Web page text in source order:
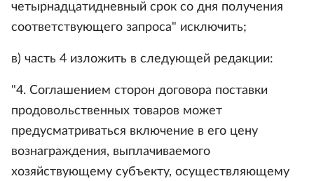
четырнадцатидневный срок со дня получения
соответствующего запроса" исключить;
в) часть 4 изложить в следующей редакции:
"4. Соглашением сторон договора поставки
продовольственных товаров может
предусматриваться включение в его цену
вознаграждения, выплачиваемого
хозяйствующему субъекту, осуществляющему